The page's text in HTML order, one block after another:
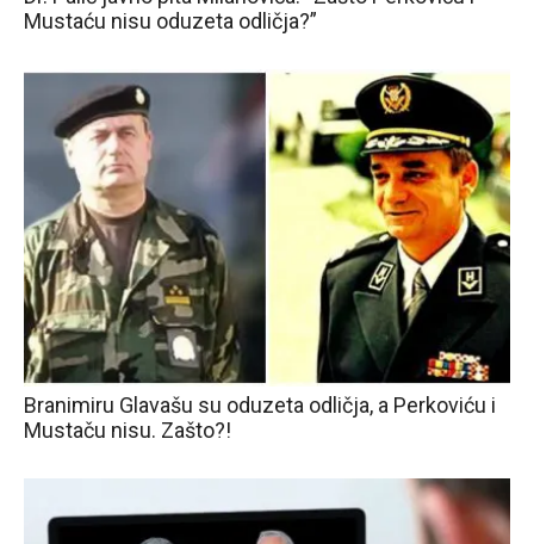
Mustaću nisu oduzeta odličja?”
Branimiru Glavašu su oduzeta odličja, a Perkoviću i
Mustaču nisu. Zašto?!